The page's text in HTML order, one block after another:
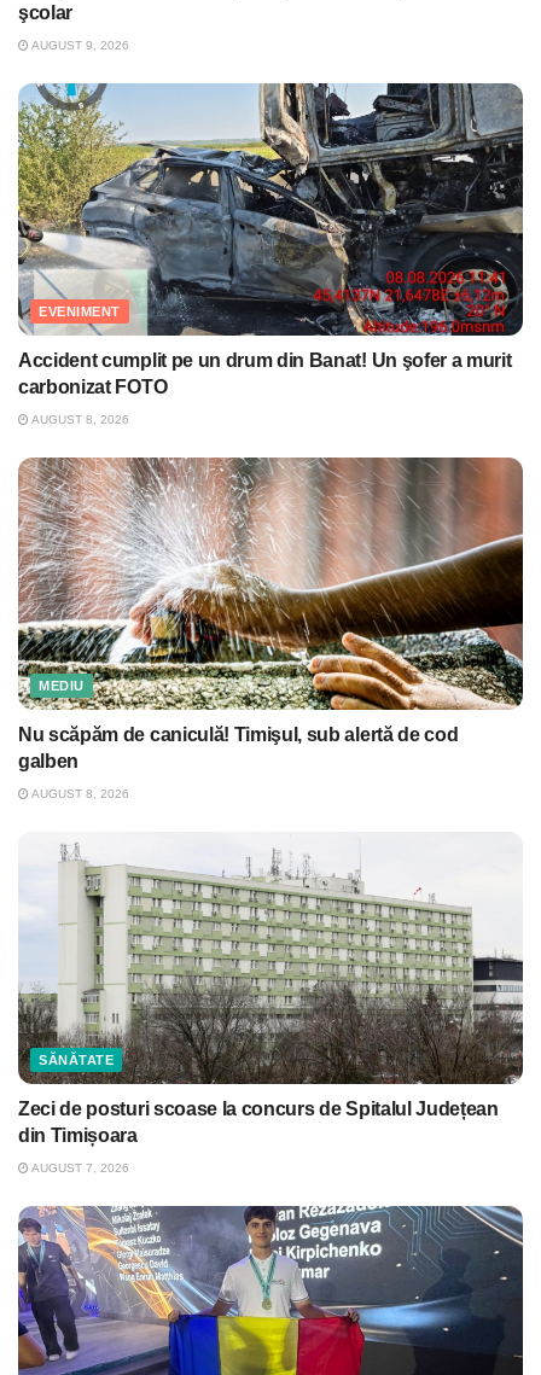
şcolar
AUGUST 9, 2026
EVENIMENT
Accident cumplit pe un drum din Banat! Un şofer a murit
carbonizat FOTO
AUGUST 8, 2026
MEDIU
Nu scăpăm de caniculă! Timişul, sub alertă de cod
galben
AUGUST 8, 2026
SĂNĂTATE
Zeci de posturi scoase la concurs de Spitalul Județean
din Timișoara
AUGUST 7, 2026